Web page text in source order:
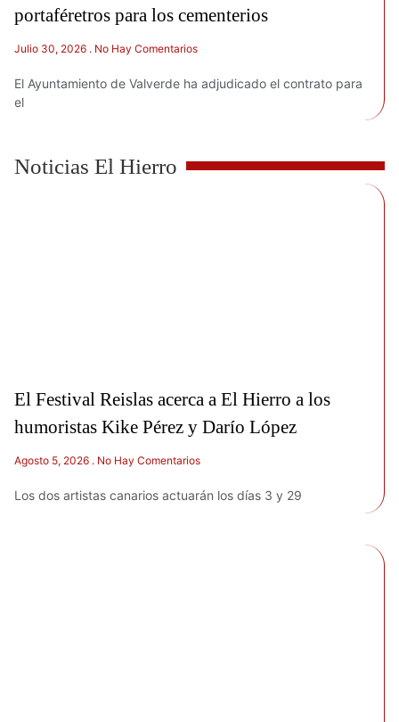
portaféretros para los cementerios
Julio 30, 2026 No Hay Comentarios
El Ayuntamiento de Valverde ha adjudicado el contrato para
el
Noticias El Hierro
El Festival Reislas acerca a El Hierro a los
humoristas Kike Pérez y Darío López
Agosto 5, 2026 No Hay Comentarios
Los dos artistas canarios actuarán los días 3 y 29